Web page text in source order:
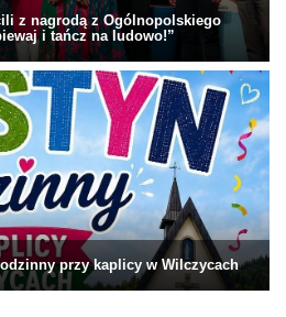
z nagrodą z Ogólnopolskiego
i tańcz na ludowo!”
przy kaplicy w Wilczycach